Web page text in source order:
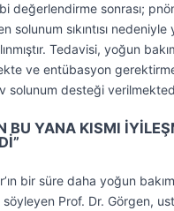
değerlendirme sonrası;
solunum sıkıntısı nedeniyle
Tedavisi, yoğun
ve entübasyon
solunum desteği
BU YANA KISMI
bir süre daha yoğun
Prof. Dr. Görgen,